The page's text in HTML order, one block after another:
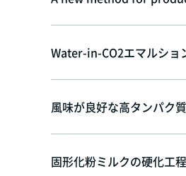
Water-in-CO2エマルショ
風味が良好な高タンパク
固形化粉ミルクの硬化工程